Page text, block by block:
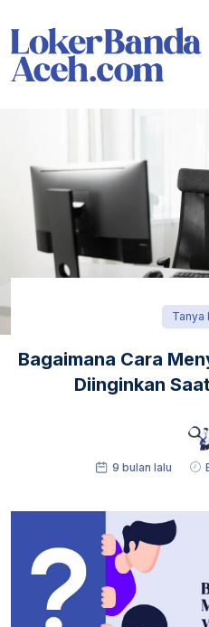
Tanya
Bagaimana Cara
Diinginkan
9 bulan lalu